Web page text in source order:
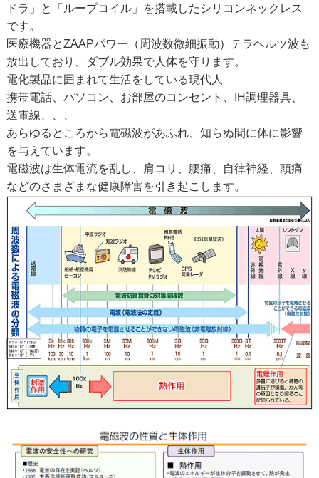
ドラ」と「ループコイル」を搭載したシリコンネックレス
です。
医療機器とZAAPパワー（周波数微細振動）テラヘルツ波も
放出しており、ダブル効果で人体を守ります。
電化製品に囲まれて生活をしている現代人
携帯電話、パソコン、お部屋のコンセント、IH調理器具、
送電線、、、
あらゆるところから電磁波があふれ、知らぬ間に体に影響
を与えています。
電磁波は生体電流を乱し、肩コリ、腰痛、自律神経、頭痛
などのさまざまな健康障害を引き起こします。